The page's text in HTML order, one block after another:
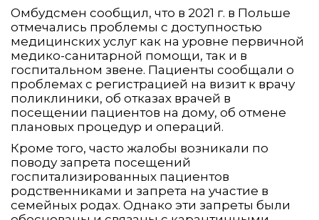
Омбудсмен сообщил, что в 2021 г. в Польше
отмечались проблемы с доступностью
медицинских услуг как на уровне первичной
медико-санитарной помощи, так и в
госпитальном звене. Пациенты сообщали о
проблемах с регистрацией на визит к врачу
поликлиники, об отказах врачей в
посещении пациентов на дому, об отмене
плановых процедур и операций.
Кроме того, часто жалобы возникали по
поводу запрета посещений
госпитализированных пациентов
родственниками и запрета на участие в
семейных родах. Однако эти запреты были